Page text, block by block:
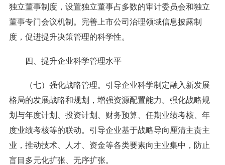
独立董事制度，设置独立董事占多数的审计委员会和独立
董事专门会议机制。完善上市公司治理领域信息披露制
度，促进提升决策管理的科学性。
四、提升企业科学管理水平
（七）强化战略管理。引导企业科学制定融入新发展
格局的发展战略和规划，增强资源配置能力。强化战略规
划与年度计划、投资计划、财务预算、任期业绩考核、年
度业绩考核等的联动。引导企业基于战略导向厘清主责主
业，推动技术、人才、资金等各类要素向主业集中，防止
盲目多元化扩张、无序扩张。